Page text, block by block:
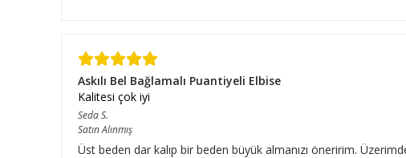
Askılı Bel Bağlamalı Puantiyeli Elbise
Kalitesi çok iyi
SedaS.
Satın Alınmış
Üst beden dar kalıp bir beden büyük almanızı öneririm.